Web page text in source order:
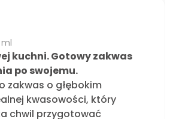
kuchni. Gotowy zakwas
po swojemu.
zakwas o głębokim
kwasowości, który
chwil przygotować